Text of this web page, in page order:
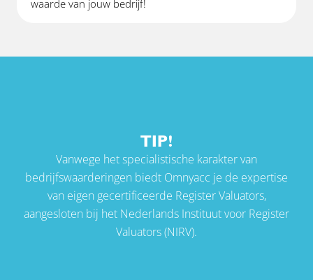
waarde van jouw bedrijf!
TIP!
Vanwege het specialistische karakter van
bedrijfswaarderingen biedt Omnyacc je de expertise
van eigen gecertificeerde Register Valuators,
aangesloten bij het Nederlands Instituut voor Register
Valuators (NIRV).